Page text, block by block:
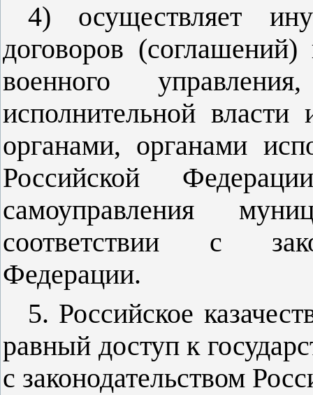
4) осуществляет
договоров
военного
исполнительной
органами, органами
Российской
самоуправления
соответствии с
Федерации.
5. Российское
равный доступ к
с законодательством